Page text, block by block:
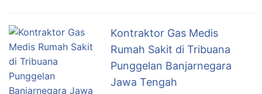
Kontraktor Gas Medis
Rumah Sakit di Tribuana
Punggelan Banjarnegara
Jawa Tengah